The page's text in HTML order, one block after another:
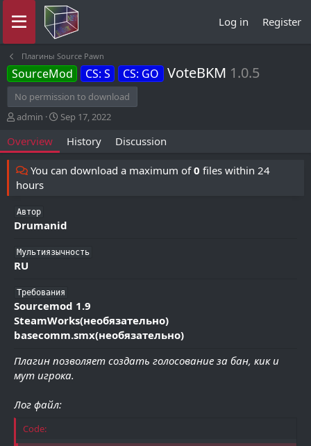
Log in Register
Плагины Source Pawn
SourceMod CS: S CS: GO VoteBKM 1.0.5
No permission to download
A
t
h
o
r
admin
C
t
a
e
Sep 17, 2022
Overview History Discussion
You can download a maximum of0 files within 24
hours
Автор
Drumanid
Мультиязычность
RU
Требования
Sourcemod 1.9
SteamWorks(необязательно)
basecomm.smx(необязательно)
Плагин позволяет создать голосование за бан, кик и
мут игрока.
Лог файл:
Code: